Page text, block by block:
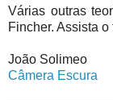
Várias outras
Fincher. Assista
João Solimeo
Câmera Escura